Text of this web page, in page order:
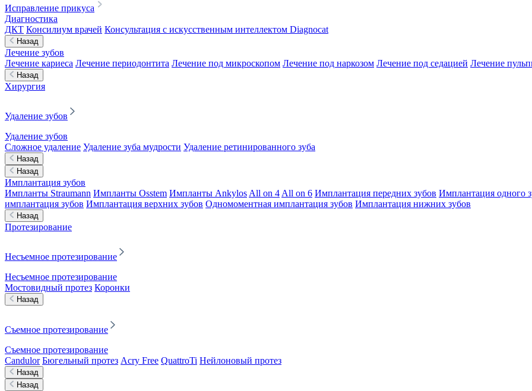
Исправление прикуса
Диагностика
ДКТ Консилиум врачей Консультация с искусственным интеллектом Diagnocat
Назад
Лечение зубов
Лечение кариеса Лечение периодонтита Лечение под микроскопом Лечение под наркозом Лечение под седацией Лечение
Назад
Хирургия
Удаление зубов
Удаление зубов
Сложное удаление Удаление зуба мудрости Удаление ретинированного зуба
Назад
Назад
Имплантация зубов
Импланты Straumann Импланты Osstem Импланты Ankylos All on 4 All on 6 Имплантация передних зубов Имплантация одного
имплантация зубов Имплантация верхних зубов Одномоментная имплантация зубов Имплантация нижних зубов
Назад
Протезирование
Несъемное протезирование
Несъемное протезирование
Мостовидный протез Коронки
Назад
Съемное протезирование
Съемное протезирование
Candulor Бюгельный протез Acry Free QuattroTi Нейлоновый протез
Назад
Назад